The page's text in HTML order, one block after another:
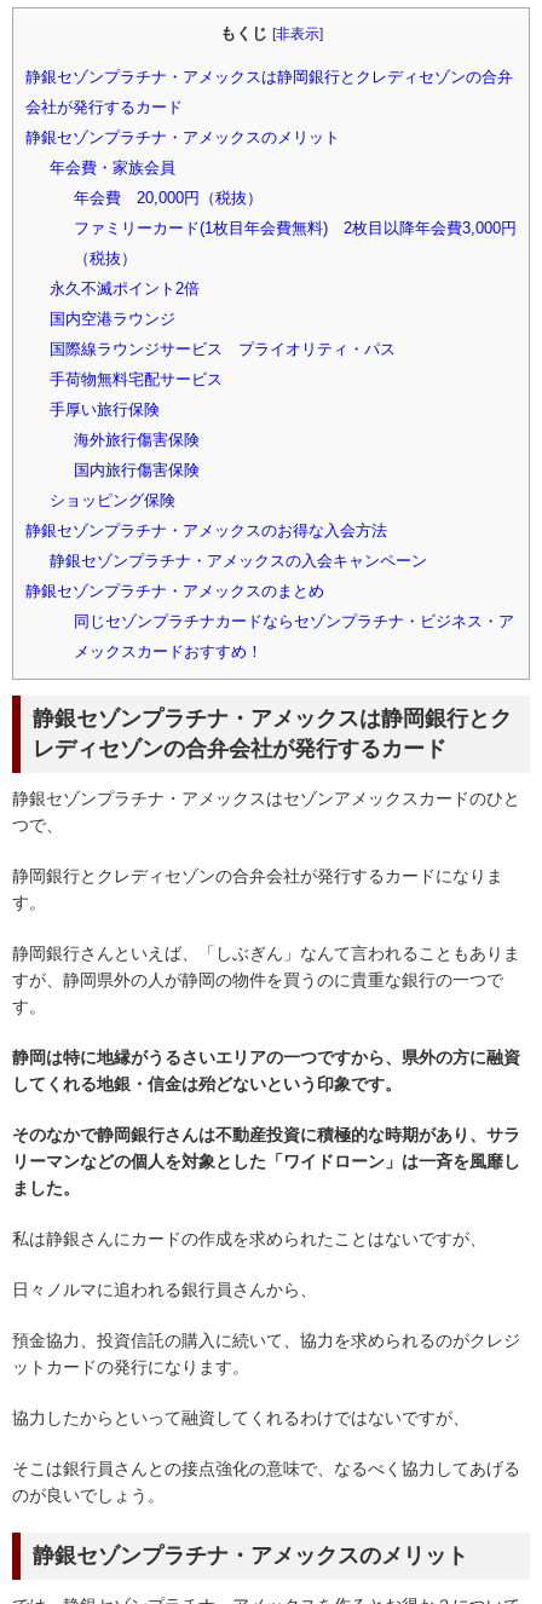
もくじ [非表示]
静銀セゾンプラチナ・アメックスは静岡銀行とクレディセゾンの合弁
会社が発行するカード
静銀セゾンプラチナ・アメックスのメリット
年会費・家族会員
年会費 20,000円（税抜）
ファミリーカード(1枚目年会費無料) 2枚目以降年会費3,000円
（税抜）
永久不滅ポイント2倍
国内空港ラウンジ
国際線ラウンジサービス プライオリティ・パス
手荷物無料宅配サービス
手厚い旅行保険
海外旅行傷害保険
国内旅行傷害保険
ショッピング保険
静銀セゾンプラチナ・アメックスのお得な入会方法
静銀セゾンプラチナ・アメックスの入会キャンペーン
静銀セゾンプラチナ・アメックスのまとめ
同じセゾンプラチナカードならセゾンプラチナ・ビジネス・ア
メックスカードおすすめ！
静銀セゾンプラチナ・アメックスは静岡銀行とク
レディセゾンの合弁会社が発行するカード
静銀セゾンプラチナ・アメックスはセゾンアメックスカードのひと
つで、
静岡銀行とクレディセゾンの合弁会社が発行するカードになりま
す。
静岡銀行さんといえば、「しぶぎん」なんて言われることもありま
すが、静岡県外の人が静岡の物件を買うのに貴重な銀行の一つで
す。
静岡は特に地縁がうるさいエリアの一つですから、県外の方に融資
してくれる地銀・信金は殆どないという印象です。
そのなかで静岡銀行さんは不動産投資に積極的な時期があり、サラ
リーマンなどの個人を対象とした「ワイドローン」は一斉を風靡し
ました。
私は静銀さんにカードの作成を求められたことはないですが、
日々ノルマに追われる銀行員さんから、
預金協力、投資信託の購入に続いて、協力を求められるのがクレジ
ットカードの発行になります。
協力したからといって融資してくれるわけではないですが、
そこは銀行員さんとの接点強化の意味で、なるべく協力してあげる
のが良いでしょう。
静銀セゾンプラチナ・アメックスのメリット